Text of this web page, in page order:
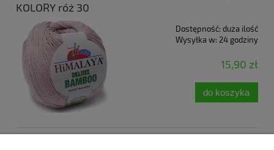
KOLORY róż 30
Dostępność: duża ilość
Wysyłka w: 24 godziny
15,90 zł
do koszyka